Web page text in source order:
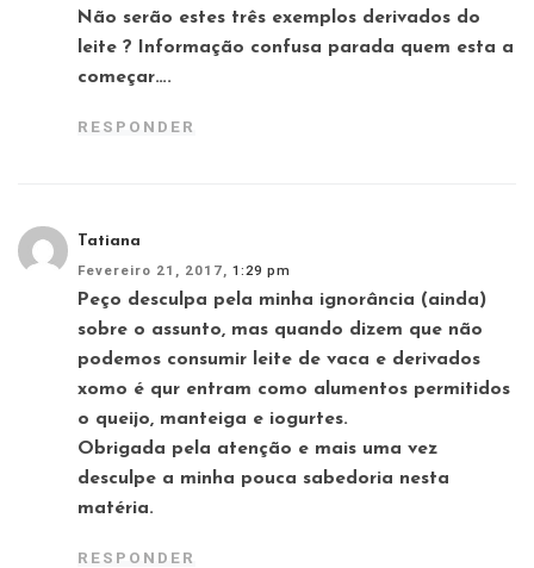
Não serão estes três exemplos derivados do
leite ? Informação confusa parada quem esta a
começar….
RESPONDER
Tatiana
Fevereiro 21, 2017, 1:29 pm
Peço desculpa pela minha ignorância (ainda)
sobre o assunto, mas quando dizem que não
podemos consumir leite de vaca e derivados
xomo é qur entram como alumentos permitidos
o queijo, manteiga e iogurtes.
Obrigada pela atenção e mais uma vez
desculpe a minha pouca sabedoria nesta
matéria.
RESPONDER